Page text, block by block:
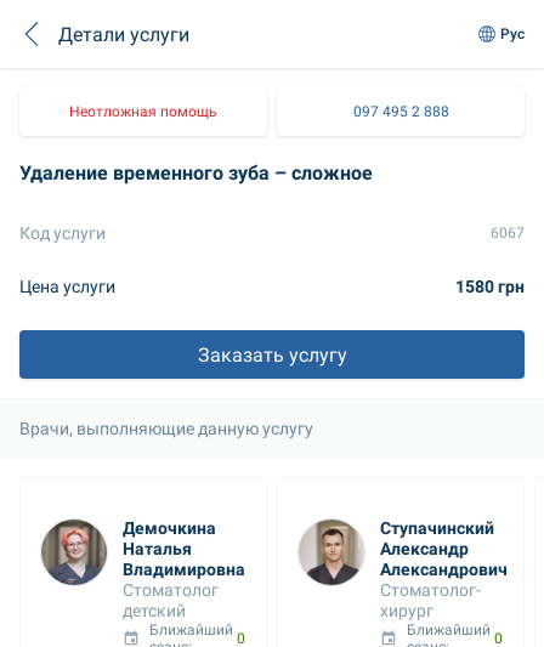
Детали услуги Рус
Неотложная помощь 097 495 2 888
Удаление временного зуба – сложное
Код услуги 6067
Цена услуги 1580 грн
Заказать услугу
Врачи, выполняющие данную услугу
Демочкина
Наталья
Владимировна
Стоматолог
детский
Ближайший
Ступачинский
Александр
Александрович
Стоматолог-
хирург
Ближайший